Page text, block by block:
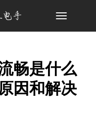
Toggle
畅是什么
因和解决